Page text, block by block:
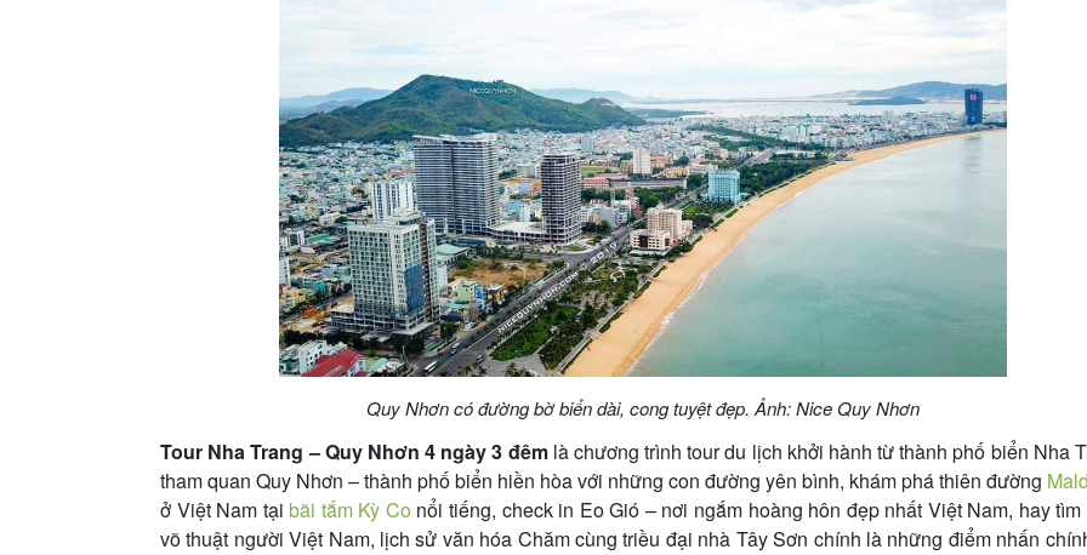
Quy Nhơn có đường bờ biển dài, cong tuyệt đẹp. Ảnh: Nice Quy Nhơn
Tour Nha Trang – Quy Nhơn 4 ngày 3 đêmlà chương trình tour du lịch khởi hành từ thành phố biển Nha
tham quan Quy Nhơn – thành phố biển hiền hòa với những con đường yên bình, khám phá thiên đường
ở Việt Nam tạibãi tắm Kỳ Co nổi tiếng, check in Eo Gió – nơi ngắm hoàng hôn đẹp nhất Việt Nam, hay tìm
võ thuật người Việt Nam, lịch sử văn hóa Chăm cùng triều đại nhà Tây Sơn chính là những điểm nhấn